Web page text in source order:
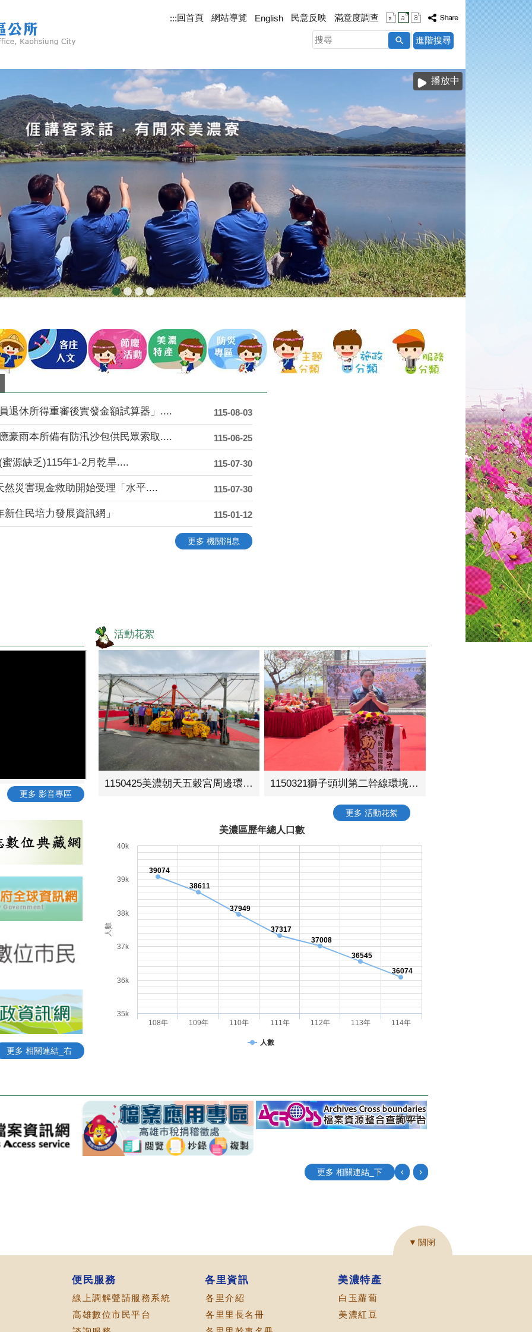
:::回首頁 網站導覽 English 民意反映 滿意度調查
搜
尋
進階搜尋
播放中
115-08-03
退休所得重審後實發金額試算器」....
115-06-25
豪雨本所備有防汛沙包供民眾索取....
115-07-30
源缺乏)115年1-2月乾旱....
115-07-30
災害現金救助開始受理「水平....
115-01-12
住民培力發展資訊網」
更多 機關消息
更多 影音專區
活動花絮
更多 活動花絮
更多 相關連結_右
人數
美濃區歷年總人口數
39074
38611
37949
37317
37008
36545
36074
人數
108年 109年 110年 111年 112年 113年 114年
35k
36k
37k
38k
39k
40k
播放中
更多 相關連結_下 ‹ ›
▼關閉
便民服務
線上調解聲請服務系統
高雄數位市民平台
諮詢服務
各里資訊
各里介紹
各里里長名冊
各里里幹事名冊
美濃特產
白玉蘿蔔
美濃紅豆